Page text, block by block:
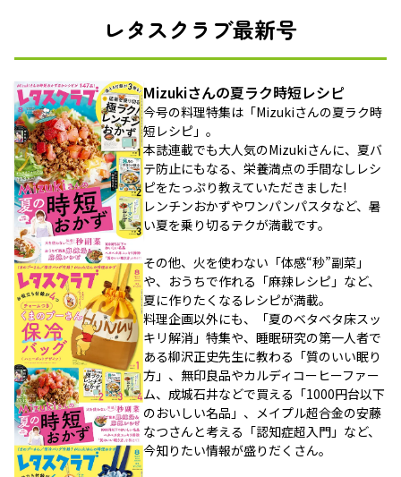
レタスクラブ最新号
Mizukiさんの夏ラク時短レシピ
今号の料理特集は「Mizukiさんの夏ラク時
短レシピ」。
本誌連載でも大人気のMizukiさんに、夏バ
テ防止にもなる、栄養満点の手間なしレシ
ピをたっぷり教えていただきました!
レンチンおかずやワンパンパスタなど、暑
い夏を乗り切るテクが満載です。
その他、火を使わない「体感“秒”副菜」
や、おうちで作れる「麻辣レシピ」など、
夏に作りたくなるレシピが満載。
料理企画以外にも、「夏のベタベタ床スッ
キリ解消」特集や、睡眠研究の第一人者で
ある柳沢正史先生に教わる「質のいい眠り
方」、無印良品やカルディコーヒーファー
ム、成城石井などで買える「1000円台以下
のおいしい名品」、メイプル超合金の安藤
なつさんと考える「認知症超入門」など、
今知りたい情報が盛りだくさん。